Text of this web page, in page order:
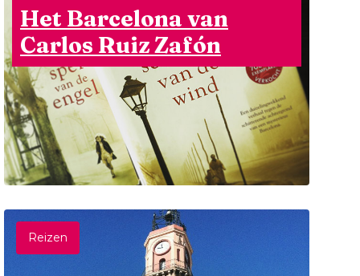
Het Barcelona van
Carlos Ruiz Zafón
Reizen